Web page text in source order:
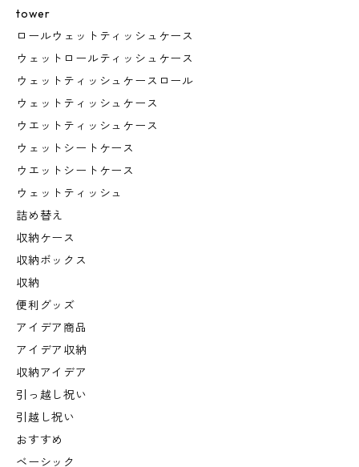
tower
ロールウェットティッシュケース
ウェットロールティッシュケース
ウェットティッシュケースロール
ウェットティッシュケース
ウエットティッシュケース
ウェットシートケース
ウエットシートケース
ウェットティッシュ
詰め替え
収納ケース
収納ボックス
収納
便利グッズ
アイデア商品
アイデア収納
収納アイデア
引っ越し祝い
引越し祝い
おすすめ
ベーシック